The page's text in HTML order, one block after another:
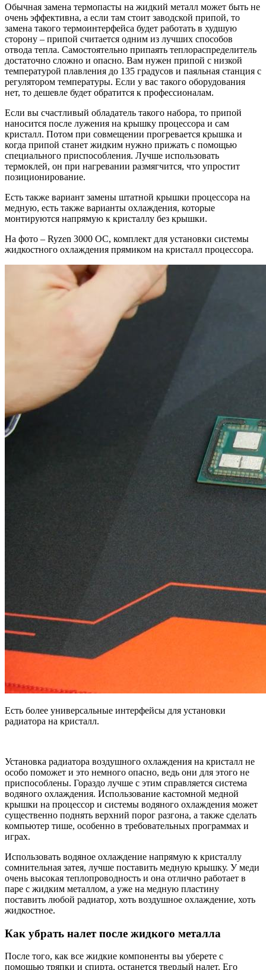
Обычная замена термопасты на жидкий металл может быть не
очень эффективна, а если там стоит заводской припой, то
замена такого термоинтерфейса будет работать в худшую
сторону – припой считается одним из лучших способов
отвода тепла. Самостоятельно припаять теплораспределитель
достаточно сложно и опасно. Вам нужен припой с низкой
температурой плавления до 135 градусов и паяльная станция с
регулятором температуры. Если у вас такого оборудования
нет, то дешевле будет обратится к профессионалам.
Если вы счастливый обладатель такого набора, то припой
наносится после лужения на крышку процессора и сам
кристалл. Потом при совмещении прогревается крышка и
когда припой станет жидким нужно прижать с помощью
специального приспособления. Лучше использовать
термоклей, он при нагревании размягчится, что упростит
позиционирование.
Есть также вариант замены штатной крышки процессора на
медную, есть также варианты охлаждения, которые
монтируются напрямую к кристаллу без крышки.
На фото – Ryzen 3000 OC, комплект для установки системы
жидкостного охлаждения прямиком на кристалл процессора.
Есть более универсальные интерфейсы для установки
радиатора на кристалл.
Установка радиатора воздушного охлаждения на кристалл не
особо поможет и это немного опасно, ведь они для этого не
приспособлены. Гораздо лучше с этим справляется система
водяного охлаждения. Использование кастомной медной
крышки на процессор и системы водяного охлаждения может
существенно поднять верхний порог разгона, а также сделать
компьютер тише, особенно в требовательных программах и
играх.
Использовать водяное охлаждение напрямую к кристаллу
сомнительная затея, лучше поставить медную крышку. У меди
очень высокая теплопроводность и она отлично работает в
паре с жидким металлом, а уже на медную пластину
поставить любой радиатор, хоть воздушное охлаждение, хоть
жидкостное.
Как убрать налет после жидкого металла
После того, как все жидкие компоненты вы уберете с
помощью тряпки и спирта, останется твердый налет. Его